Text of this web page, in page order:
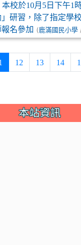
本校於10月5日下午1
研習，除了指定學
名參加 (鹿滿國民小學
(current)
12 13 14
本站資訊